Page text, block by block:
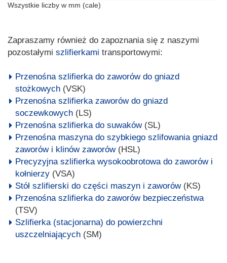
Wszystkie liczby w mm (cale)
Zapraszamy również do zapoznania się z naszymi
pozostałymi szlifierkami transportowymi:
Przenośna szlifierka do zaworów do gniazd
stożkowych (VSK)
Przenośna szlifierka zaworów do gniazd
soczewkowych (LS)
Przenośna szlifierka do suwaków(SL)
Przenośna maszyna do szybkiego szlifowania gniazd
zaworów i klinów zaworów(HSL)
Precyzyjna szlifierka wysokoobrotowa do zaworów i
kołnierzy (VSA)
Stół szlifierski do części maszyn i zaworów(KS)
Przenośna szlifierka do zaworów bezpieczeństwa
(TSV)
Szlifierka (stacjonarna) do powierzchni
uszczelniających (SM)